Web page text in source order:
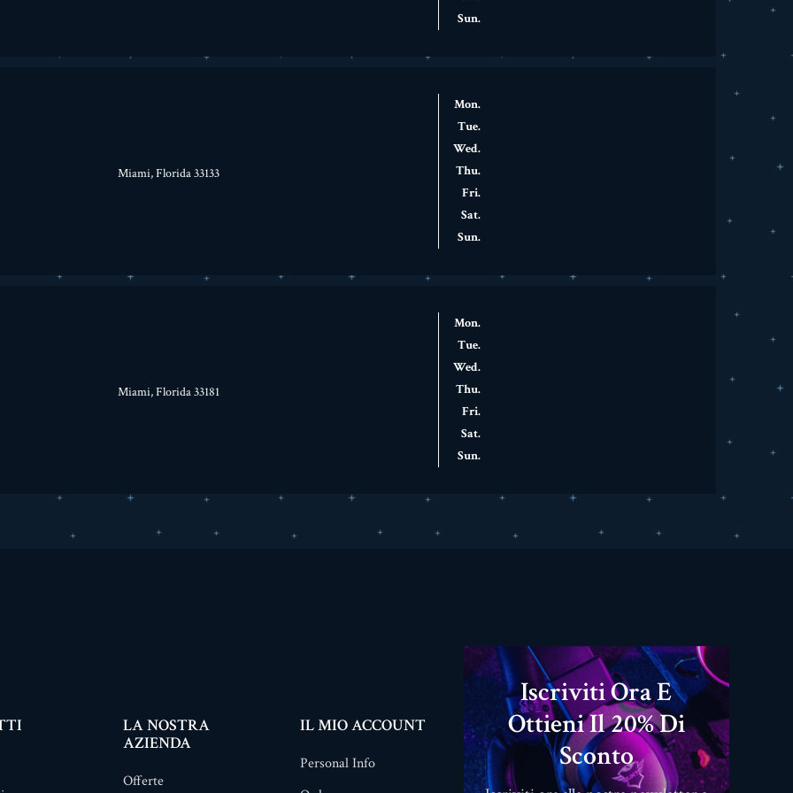
Sun.
Miami, Florida 33133
Mon.
Tue.
Wed.
Thu.
Fri.
Sat.
Sun.
Miami, Florida 33181
Mon.
Tue.
Wed.
Thu.
Fri.
Sat.
Sun.
LA NOSTRA
AZIENDA
Offerte
IL MIO ACCOUNT
Personal Info
Iscriviti Ora E
Ottieni Il 20% Di
Sconto